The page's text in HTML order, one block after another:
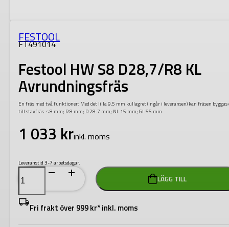
FESTOOL
FT491014
Festool HW S8 D28,7/R8 KL
Avrundningsfräs
En fräs med två funktioner: Med det lilla 9,5 mm kullagret (ingår i leveransen) kan fräsen byggas
till stavfräs. s 8 mm; R 8 mm; D 28.7 mm; NL 15 mm; GL 55 mm
1 033 krinkl. moms
Leveranstid 3-7 arbetsdagar.
Festool
HW
S8
D28,7/R8
KL
Avrundningsfräs
LÄGG TILL
Fri frakt över 999 kr* inkl. moms